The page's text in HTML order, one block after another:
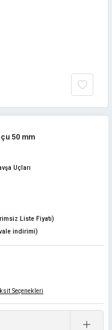
50 mm
Uçları
Liste Fiyatı)
indirimi)
Seçenekleri